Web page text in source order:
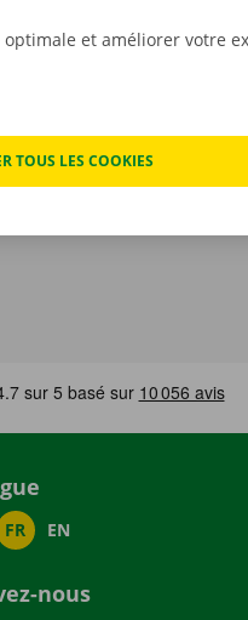
FR EN
nous
et améliorer votre
TOUS LES COOKIES